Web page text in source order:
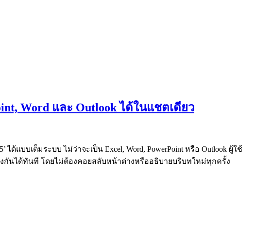
Word และ Outlook ได้ในแชตเดียว
ด้แบบเต็มระบบ ไม่ว่าจะเป็น Excel, Word, PowerPoint หรือ Outlook ผู้ใช้
งกันได้ทันที โดยไม่ต้องคอยสลับหน้าต่างหรืออธิบายบริบทใหม่ทุกครั้ง